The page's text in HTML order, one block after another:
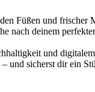
Füßen und
nach deinem
und
und sicherst dir ein